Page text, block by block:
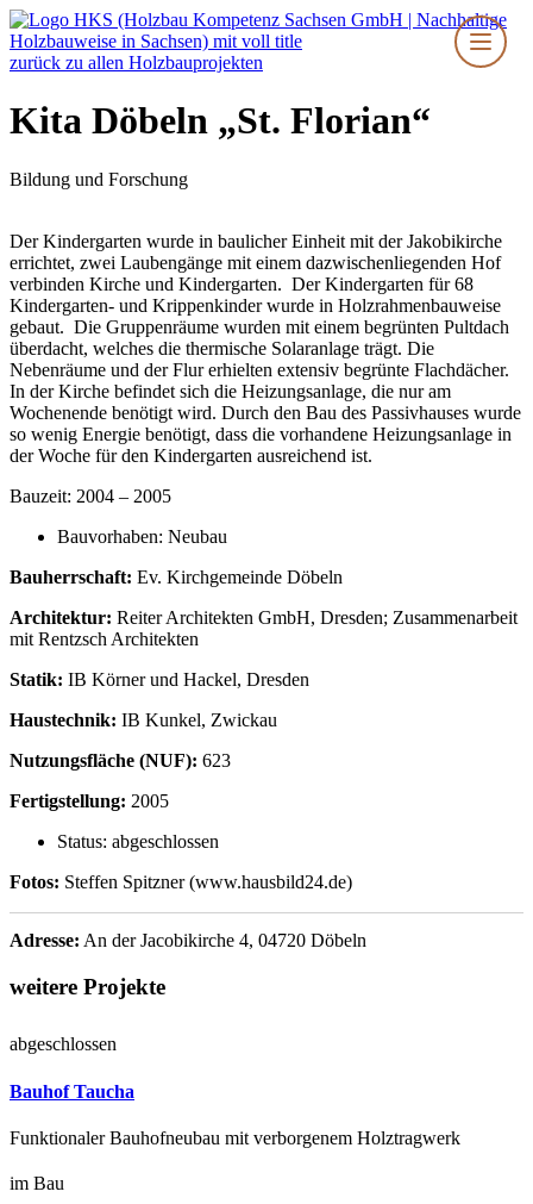
Zum
Inhalt
springen
zurück zu allen Holzbauprojekten
Kita Döbeln „St. Florian“
Bildung und Forschung
Der Kindergarten wurde in baulicher Einheit mit der Jakobikirche
errichtet, zwei Laubengänge mit einem dazwischenliegenden Hof
verbinden Kirche und Kindergarten. Der Kindergarten für 68
Kindergarten- und Krippenkinder wurde in Holzrahmenbauweise
gebaut. Die Gruppenräume wurden mit einem begrünten Pultdach
überdacht, welches die thermische Solaranlage trägt. Die
Nebenräume und der Flur erhielten extensiv begrünte Flachdächer.
In der Kirche befindet sich die Heizungsanlage, die nur am
Wochenende benötigt wird. Durch den Bau des Passivhauses wurde
so wenig Energie benötigt, dass die vorhandene Heizungsanlage in
der Woche für den Kindergarten ausreichend ist.
Bauzeit: 2004 – 2005
Bauvorhaben: Neubau
Bauherrschaft: Ev. Kirchgemeinde Döbeln
Architektur: Reiter Architekten GmbH, Dresden; Zusammenarbeit
mit Rentzsch Architekten
Statik: IB Körner und Hackel, Dresden
Haustechnik: IB Kunkel, Zwickau
Nutzungsfläche (NUF): 623
Fertigstellung: 2005
Status: abgeschlossen
Fotos: Steffen Spitzner (www.hausbild24.de)
Adresse: An der Jacobikirche 4, 04720 Döbeln
weitere Projekte
abgeschlossen
Bauhof Taucha
Funktionaler Bauhofneubau mit verborgenem Holztragwerk
im Bau